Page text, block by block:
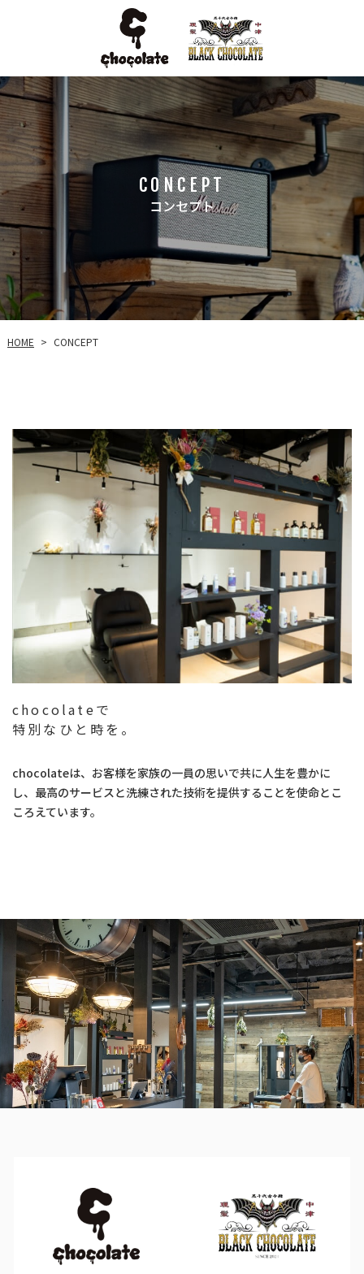
CONCEPT
コンセプト
HOME > CONCEPT
chocolateで
特別なひと時を。
chocolateは、お客様を家族の一員の思いで共に人生を豊かに
し、最高のサービスと洗練された技術を提供することを使命とこ
ころえています。